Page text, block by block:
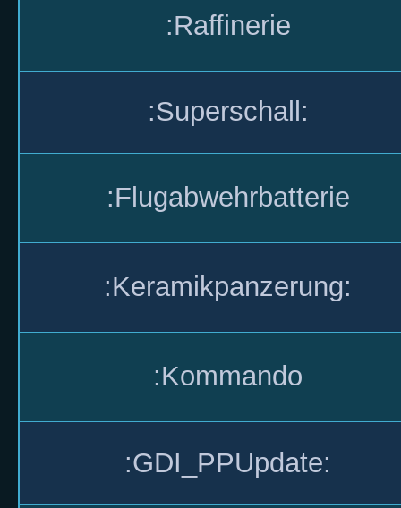
:Raffinerie
:Superschall:
:Flugabwehrbatterie
:Keramikpanzerung:
:Kommando
:GDI_PPUpdate: